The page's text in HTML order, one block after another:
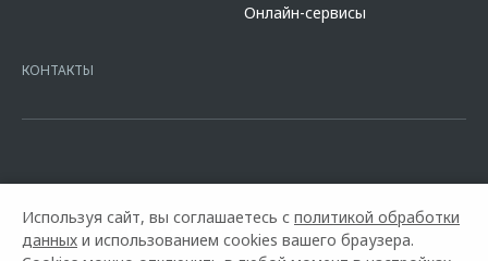
Кредит предоставляет АО Альфа-Банк. ИНН
16.01.2015. Предложение ограничено и не является публичной
Онлайн-сервисы
КОНТАКТЫ
Используя сайт, вы соглашаетесь с политикой обработки
данных и использованием cookies вашего браузера.